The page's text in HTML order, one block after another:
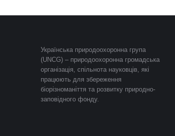
Українська природоохоронна група
(UNCG) – природоохоронна громадська
організація, спільнота науковців, які
працюють для збереження
біорізноманіття та розвитку природно-
заповідного фонду.